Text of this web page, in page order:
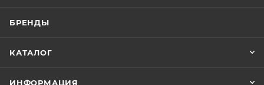
БРЕНДЫ
КАТАЛОГ
ИНФОРМАЦИЯ